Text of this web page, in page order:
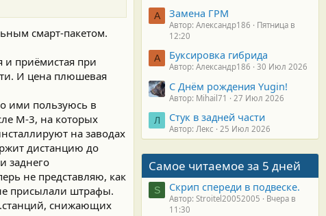
смарт-пакетом.
и приёмистая при
И цена плюшевая
ими пользуюсь в
М-3, на которых
на заводах
дистанцию до
заднего
не представляю, как
присылали штрафы.
снижающих
А Замена ГРМ
Автор: Александр186
Пятница в
12:20
А Буксировка гибрида
Автор: Александр186 30 Июл 2026
С Днём рождения Yugin!
Автор: Mihail71 27 Июл 2026
Л Стук в задней части
Автор: Лекс 25 Июл 2026
Самое читаемое за 5 дней
S Скрип спереди в подвеске.
Автор: Stroitel20052005
Вчера в
11:30